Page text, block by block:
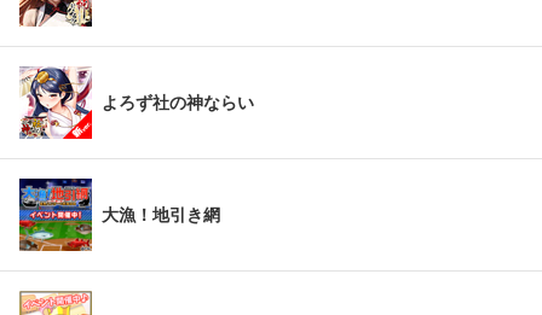
よろず社の神ならい
大漁！地引き網